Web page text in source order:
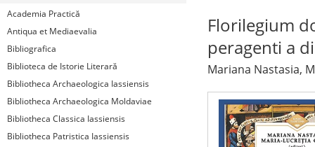
Academia Practică
Antiqua et Mediaevalia
Bibliografica
Biblioteca de Istorie Literară
Bibliotheca Archaeologica Iassiensis
Bibliotheca Archaeologica Moldaviae
Bibliotheca Classica Iassiensis
Bibliotheca Patristica Iassiensis
Florilegium
peragenti a
Mariana Nastasia,